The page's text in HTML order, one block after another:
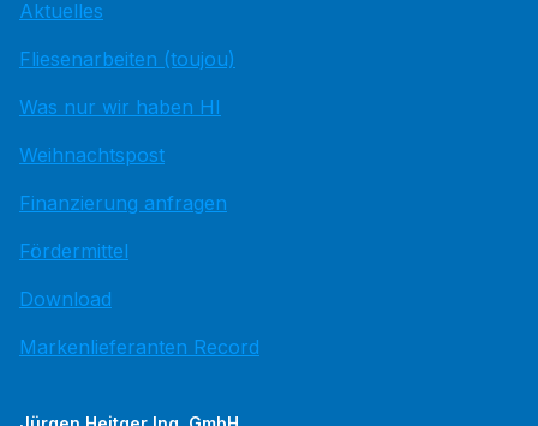
Aktuelles
Fliesenarbeiten (toujou)
Was nur wir haben HI
Weihnachtspost
Finanzierung anfragen
Fördermittel
Download
Markenlieferanten Record